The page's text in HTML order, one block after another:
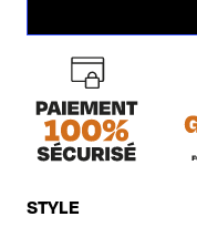
STYLE